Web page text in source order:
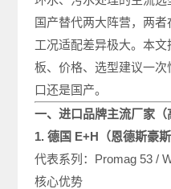
国产替代两大阵营，两者
工况适配差异极大。本
板、价格、选型建议一
口还是国产。
一、进口品牌主流厂家（
1. 德国 E+H（恩德斯豪斯
代表系列：Promag 53 /
核心优势